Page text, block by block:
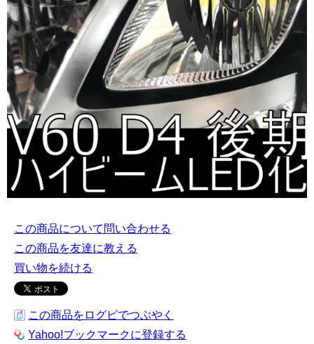
この商品について問い合わせる
この商品を友達に教える
買い物を続ける
この商品をログピでつぶやく
Yahoo!ブックマークに登録する